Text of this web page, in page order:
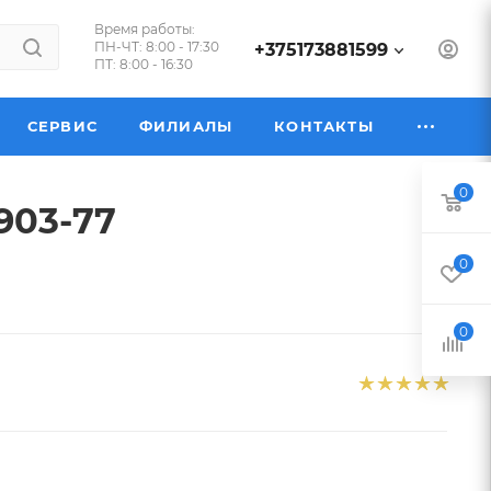
Время работы:
ПН-ЧТ: 8:00 - 17:30
ПТ: 8:00 - 16:30
+375173881599
СЕРВИС ФИЛИАЛЫ КОНТАКТЫ
77
0
0
0